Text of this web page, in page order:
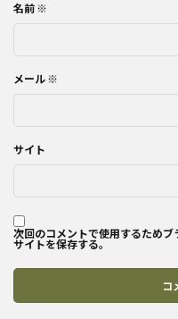
名前 ※
メール ※
サイト
次回のコメントで使用するためブ
サイトを保存する。